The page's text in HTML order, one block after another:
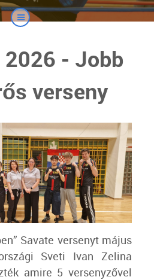
2026 - Jobb
verseny
Savate versenyt május
Sveti Ivan Zelina
amire 5 versenyzővel